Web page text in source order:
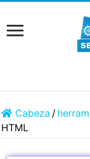
Cabeza /
HTML